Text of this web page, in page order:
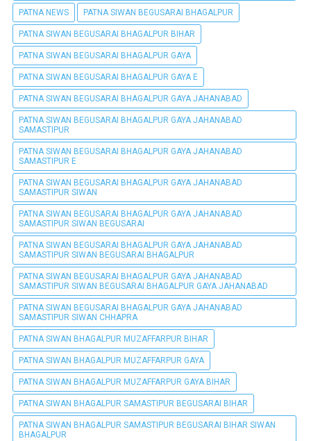
PATNA NEWS PATNA SIWAN BEGUSARAI BHAGALPUR
PATNA SIWAN BEGUSARAI BHAGALPUR BIHAR
PATNA SIWAN BEGUSARAI BHAGALPUR GAYA
PATNA SIWAN BEGUSARAI BHAGALPUR GAYA E
PATNA SIWAN BEGUSARAI BHAGALPUR GAYA JAHANABAD
PATNA SIWAN BEGUSARAI BHAGALPUR GAYA JAHANABAD
SAMASTIPUR
PATNA SIWAN BEGUSARAI BHAGALPUR GAYA JAHANABAD
SAMASTIPUR E
PATNA SIWAN BEGUSARAI BHAGALPUR GAYA JAHANABAD
SAMASTIPUR SIWAN
PATNA SIWAN BEGUSARAI BHAGALPUR GAYA JAHANABAD
SAMASTIPUR SIWAN BEGUSARAI
PATNA SIWAN BEGUSARAI BHAGALPUR GAYA JAHANABAD
SAMASTIPUR SIWAN BEGUSARAI BHAGALPUR
PATNA SIWAN BEGUSARAI BHAGALPUR GAYA JAHANABAD
SAMASTIPUR SIWAN BEGUSARAI BHAGALPUR GAYA JAHANABAD
PATNA SIWAN BEGUSARAI BHAGALPUR GAYA JAHANABAD
SAMASTIPUR SIWAN CHHAPRA
PATNA SIWAN BHAGALPUR MUZAFFARPUR BIHAR
PATNA SIWAN BHAGALPUR MUZAFFARPUR GAYA
PATNA SIWAN BHAGALPUR MUZAFFARPUR GAYA BIHAR
PATNA SIWAN BHAGALPUR SAMASTIPUR BEGUSARAI BIHAR
PATNA SIWAN BHAGALPUR SAMASTIPUR BEGUSARAI BIHAR SIWAN
BHAGALPUR